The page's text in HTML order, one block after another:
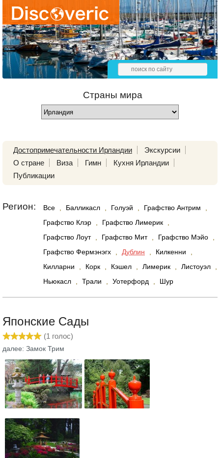
Страны мира
Достопримечательности Ирландии
Экскурсии
О стране
Виза Гимн
Кухня Ирландии
Публикации
Регион: Все Балликасл Голуэй Графство Антрим
Графство Клэр
Графство Лимерик
Графство Лоут
Графство Мит Графство Мэйо
Графство Фермэнэгх
Дублин Килкенни
Килларни
Корк Кэшел Лимерик Листоуэл
Ньюкасл
Трали Уотерфорд Шур
Японские Сады
(1 голос)
далее: Замок Трим